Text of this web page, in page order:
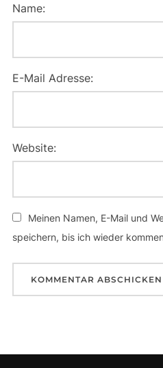
Name:
E-Mail Adresse:
Website:
Meinen Namen, E-Mail und
speichern, bis ich wieder